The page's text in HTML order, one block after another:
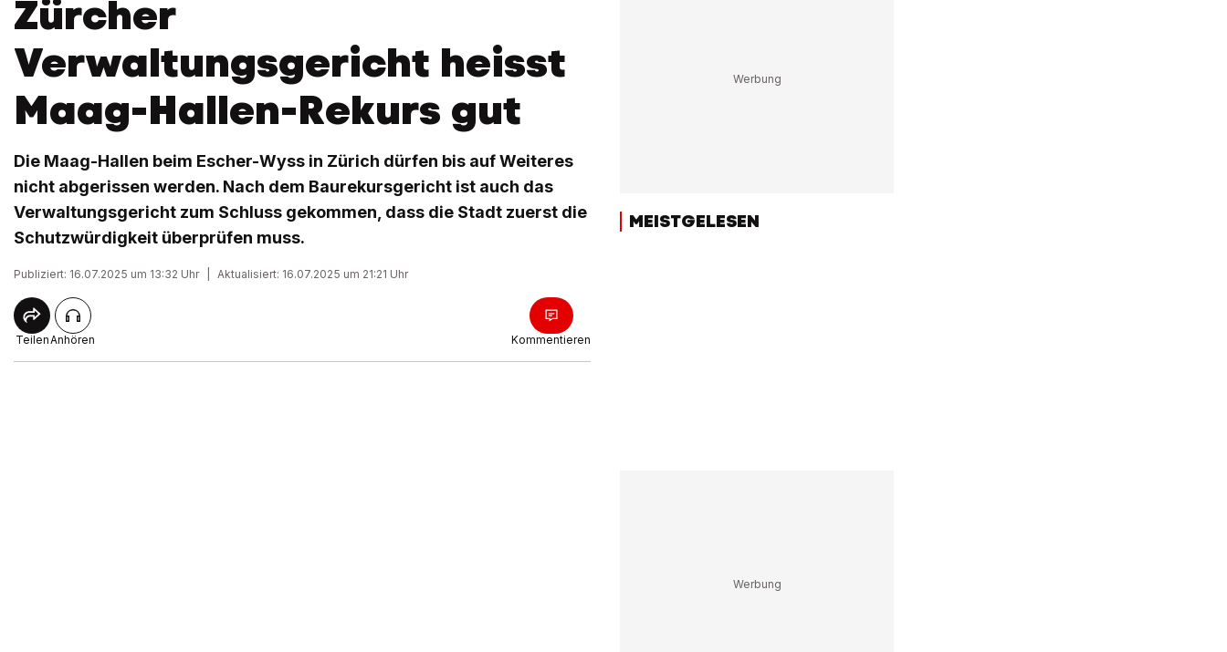
Zürcher
Verwaltungsgericht heisst
Maag-Hallen-Rekurs gut
Die Maag-Hallen beim Escher-Wyss in Zürich dürfen bis auf Weiteres
nicht abgerissen werden. Nach dem Baurekursgericht ist auch das
Verwaltungsgericht zum Schluss gekommen, dass die Stadt zuerst die
Schutzwürdigkeit überprüfen muss.
Publiziert: 16.07.2025 um 13:32 Uhr Aktualisiert: 16.07.2025 um 21:21 Uhr
TeilenAnhören Kommentieren
MEISTGELESEN